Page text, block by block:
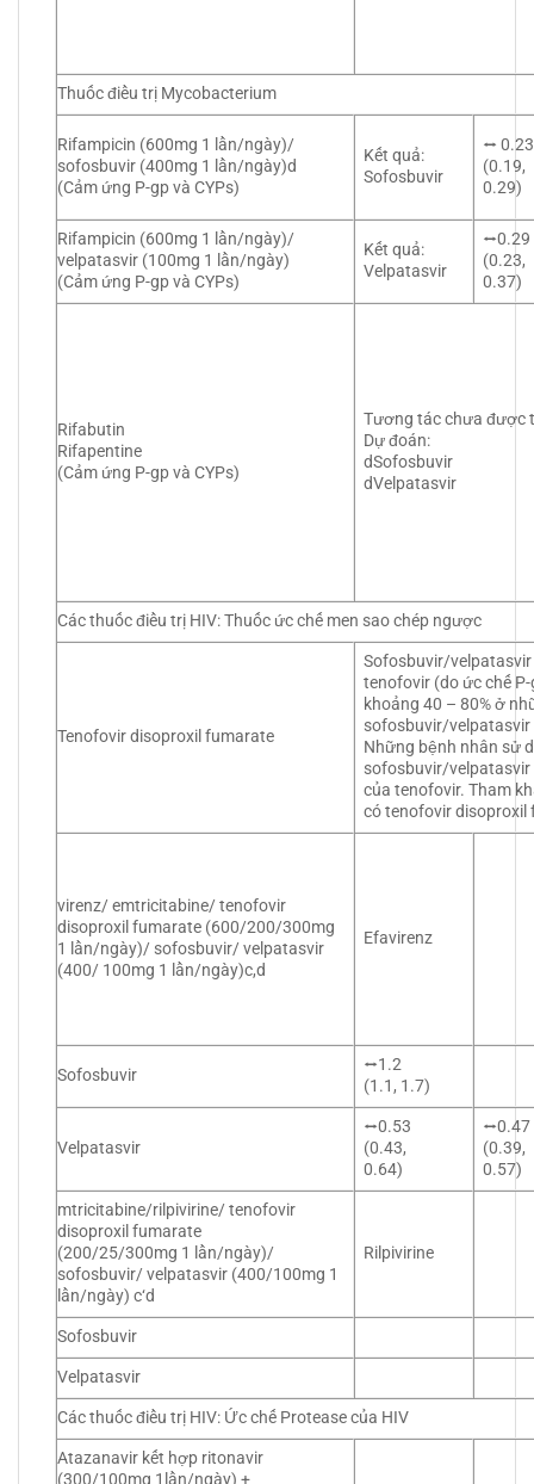
Thuốc điều trị Mycobacterium
Rifampicin (600mg 1 lần/ngày)/
sofosbuvir (400mg 1 lần/ngày)d
(Cảm ứng P-gp và CYPs)
Kết quả:
Sofosbuvir
⭤ 0.23
(0.19,
0.29)
Rifampicin (600mg 1 lần/ngày)/
velpatasvir (100mg 1 lần/ngày)
(Cảm ứng P-gp và CYPs)
Kết quả:
Velpatasvir
⭤0.29
(0.23,
0.37)
Rifabutin
Rifapentine
(Cảm ứng P-gp và CYPs)
Tương tác chưa được
Dự đoán:
dSofosbuvir
dVelpatasvir
Các thuốc điều trị HIV: Thuốc ức chế men sao chép ngược
Tenofovir disoproxil fumarate
Sofosbuvir/
tenofovir (do ức chế
khoảng 40 – 80% ở
sofosbuvir/
Những bệnh nhân sử
sofosbuvir/
của tenofovir. Tham
có tenofovir disoproxil
virenz/ emtricitabine/ tenofovir
disoproxil fumarate (600/200/300mg
1 lần/ngày)/ sofosbuvir/ velpatasvir
(400/ 100mg 1 lần/ngày)c,d
Efavirenz
Sofosbuvir
⭤1.2
(1.1, 1.7)
Velpatasvir
⭤0.53
(0.43,
0.64)
⭤0.47
(0.39,
0.57)
mtricitabine/rilpivirine/ tenofovir
disoproxil fumarate
(200/25/300mg 1 lần/ngày)/
sofosbuvir/ velpatasvir (400/100mg 1
lần/ngày) c‘d
Rilpivirine
Sofosbuvir
Velpatasvir
Các thuốc điều trị HIV: Ức chế Protease của HIV
Atazanavir kết hợp ritonavir
(300/100mg 1lần/ngày) +